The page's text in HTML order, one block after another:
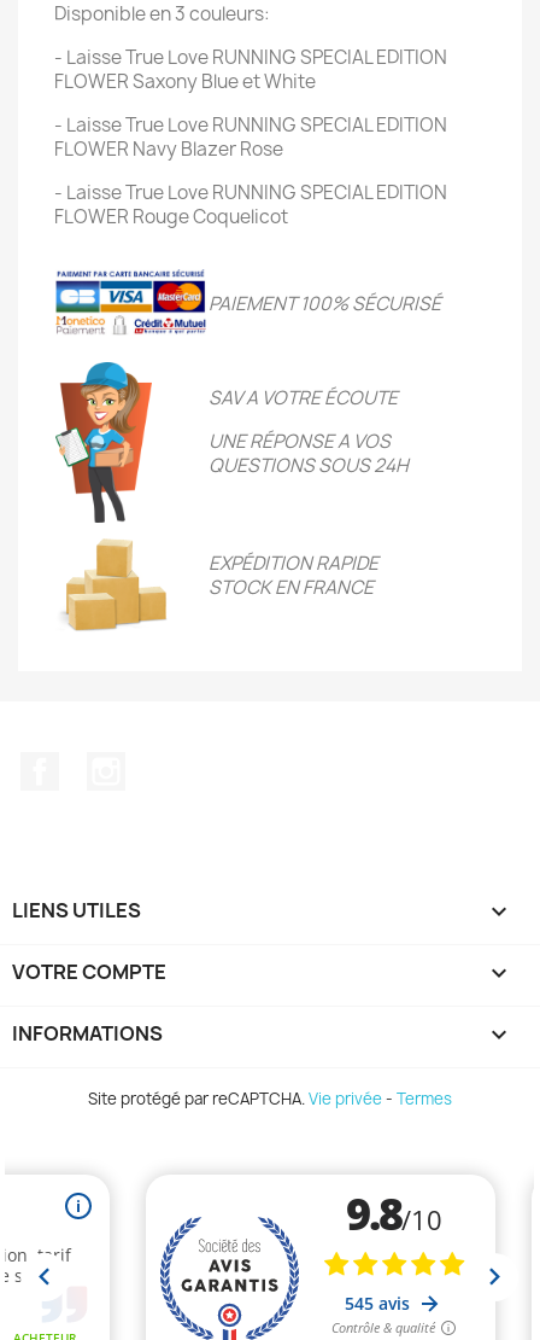
Disponible en 3 couleurs:
- Laisse True Love RUNNING SPECIAL EDITION
FLOWER Saxony Blue et White
- Laisse True Love RUNNING SPECIAL EDITION
FLOWER Navy Blazer Rose
- Laisse True Love RUNNING SPECIAL EDITION
FLOWER Rouge Coquelicot
PAIEMENT 100% SÉCURISÉ
SAV A VOTRE ÉCOUTE
UNE RÉPONSE A VOS
QUESTIONS SOUS 24H
EXPÉDITION RAPIDE
STOCK EN FRANCE
LIENS UTILES 
VOTRE COMPTE 
INFORMATIONS keyboard_arrow_down
Site protégé par reCAPTCHA.Vie privée- Termes